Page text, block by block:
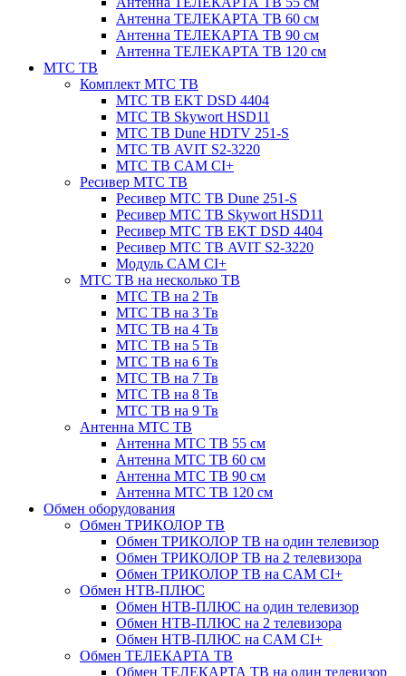
Антенна ТЕЛЕКАРТА ТВ 60 см
Антенна ТЕЛЕКАРТА ТВ 90 см
Антенна ТЕЛЕКАРТА ТВ 120 см
МТС ТВ
Комплект МТС ТВ
МТС ТВ EKT DSD 4404
МТС ТВ Skywort HSD11
МТС ТВ Dune HDTV 251-S
МТС ТВ AVIT S2-3220
МТС ТВ CAM CI+
Ресивер МТС ТВ
Ресивер МТС ТВ Dune 251-S
Ресивер МТС ТВ Skywort HSD11
Ресивер МТС ТВ EKT DSD 4404
Ресивер МТС ТВ AVIT S2-3220
Модуль CAM CI+
МТС ТВ на несколько ТВ
МТС ТВ на 2 Тв
МТС ТВ на 3 Тв
МТС ТВ на 4 Тв
МТС ТВ на 5 Тв
МТС ТВ на 6 Тв
МТС ТВ на 7 Тв
МТС ТВ на 8 Тв
МТС ТВ на 9 Тв
Антенна МТС ТВ
Антенна МТС ТВ 55 см
Антенна МТС ТВ 60 см
Антенна МТС ТВ 90 см
Антенна МТС ТВ 120 см
Обмен оборудования
Обмен ТРИКОЛОР ТВ
Обмен ТРИКОЛОР ТВ на один телевизор
Обмен ТРИКОЛОР ТВ на 2 телевизора
Обмен ТРИКОЛОР ТВ на CAM CI+
Обмен НТВ-ПЛЮС
Обмен НТВ-ПЛЮС на один телевизор
Обмен НТВ-ПЛЮС на 2 телевизора
Обмен НТВ-ПЛЮС на CAM CI+
Обмен ТЕЛЕКАРТА ТВ
Обмен ТЕЛЕКАРТА ТВ на один телевизор